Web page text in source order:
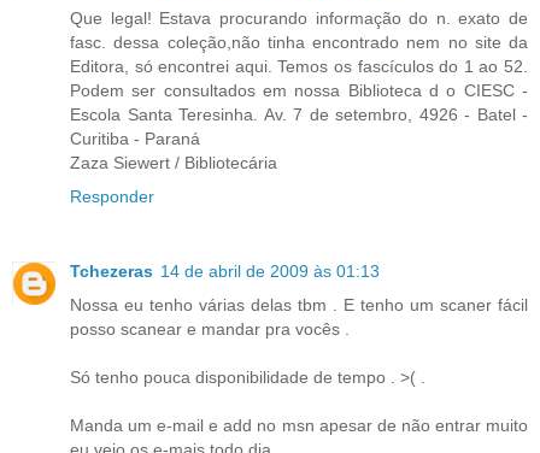
Que legal! Estava procurando informação do n. exato de
fasc. dessa coleção,não tinha encontrado nem no site da
Editora, só encontrei aqui. Temos os fascículos do 1 ao 52.
Podem ser consultados em nossa Biblioteca d o CIESC -
Escola Santa Teresinha. Av. 7 de setembro, 4926 - Batel -
Curitiba - Paraná
Zaza Siewert / Bibliotecária
Responder
Tchezeras 14 de abril de 2009 às 01:13
Nossa eu tenho várias delas tbm . E tenho um scaner fácil
posso scanear e mandar pra vocês .
Só tenho pouca disponibilidade de tempo . >( .
Manda um e-mail e add no msn apesar de não entrar muito
eu vejo os e-mais todo dia.